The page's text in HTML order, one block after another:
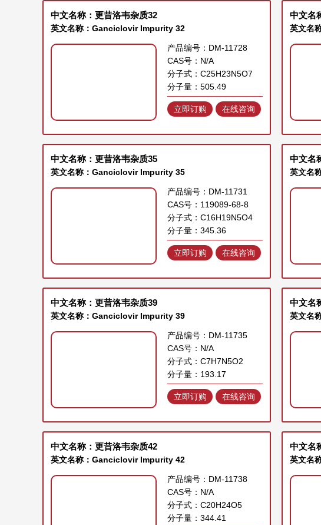
中文名称：更昔洛韦杂质32
英文名称：Ganciclovir Impurity 32
产品编号：DM-11728
CAS号：N/A
分子式：C25H23N5O7
分子量：505.49
立即订购 在线咨询
中文名
英文名
中文名称：更昔洛韦杂质35
英文名称：Ganciclovir Impurity 35
产品编号：DM-11731
CAS号：119089-68-8
分子式：C16H19N5O4
分子量：345.36
立即订购 在线咨询
中文名
英文名
中文名称：更昔洛韦杂质39
英文名称：Ganciclovir Impurity 39
产品编号：DM-11735
CAS号：N/A
分子式：C7H7N5O2
分子量：193.17
立即订购 在线咨询
中文名
英文名
中文名称：更昔洛韦杂质42
英文名称：Ganciclovir Impurity 42
产品编号：DM-11738
CAS号：N/A
分子式：C20H24O5
分子量：344.41
中文名
英文名